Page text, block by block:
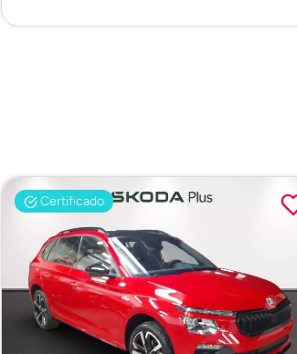
Certificado